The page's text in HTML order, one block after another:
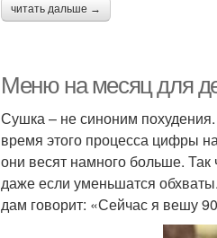
читать дальше →
Меню на месяц для
Сушка – не синоним
время этого процесса цифры
они весят намного больше.
даже если уменьшатся
дам говорит: «Сейчас я вешу